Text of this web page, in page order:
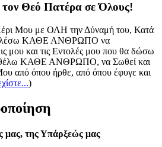
Θεό Πατέρα σε Όλους!
Μου με ΟΛΗ την Δύναμή του, Κατά
ΚΑΘΕ ΑΝΘΡΩΠΟ να
μου και τις Εντολές μου που θα δώσω
θέλω ΚΑΘΕ ΑΝΘΡΩΠΟ, να Σωθεί και
από όπου ήρθε, από όπου έφυγε και
)
μας, της Υπάρξεώς μας